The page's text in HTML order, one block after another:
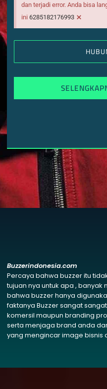
dan terjadi error. Anda bisa
ini 6285182176993 ×
Buzzerindonesia.com
Percaya bahwa buzzer itu
tujuan nya untuk apa ,
bahwa buzzer hanya
faktanya Buzzer sangat
komersil maupun branding
serta menjaga brand anda
yang mengincar image bisnis